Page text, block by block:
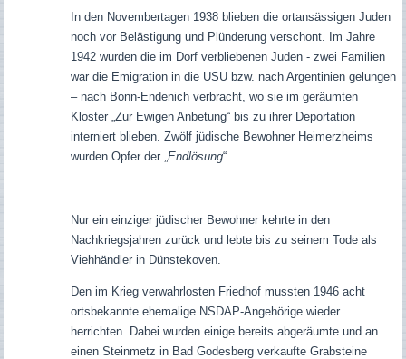
In den Novembertagen 1938 blieben die ortansässigen Juden
noch vor Belästigung und Plünderung verschont. Im Jahre
1942 wurden die im Dorf verbliebenen Juden - zwei Familien
war die Emigration in die USU bzw. nach Argentinien gelungen
– nach Bonn-Endenich verbracht, wo sie im geräumten
Kloster „Zur Ewigen Anbetung“ bis zu ihrer Deportation
interniert blieben. Zwölf jüdische Bewohner Heimerzheims
wurden Opfer der „ Endlösung“.
Nur ein einziger jüdischer Bewohner kehrte in den
Nachkriegsjahren zurück und lebte bis zu seinem Tode als
Viehhändler in Dünstekoven.
Den im Krieg verwahrlosten Friedhof mussten 1946 acht
ortsbekannte ehemalige NSDAP-Angehörige wieder
herrichten. Dabei wurden einige bereits abgeräumte und an
einen Steinmetz in Bad Godesberg verkaufte Grabsteine